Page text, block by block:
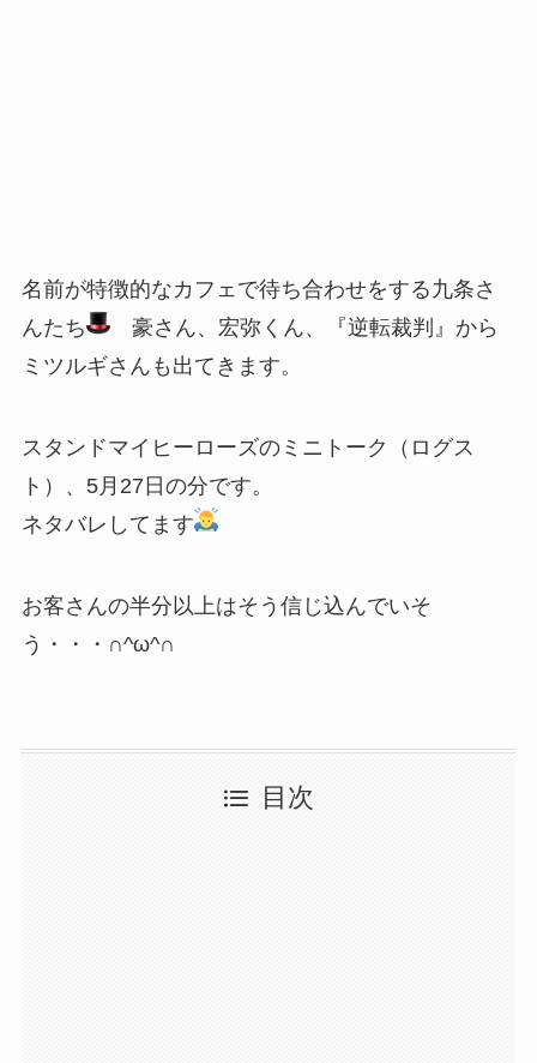
名前が特徴的なカフェで待ち合わせをする九条さ
んたち
豪さん、宏弥くん、『逆転裁判』から
ミツルギさんも出てきます。
スタンドマイヒーローズのミニトーク（ログス
ト）、5月27日の分です。
ネタバレしてます
お客さんの半分以上はそう信じ込んでいそ
う・・・∩^ω^∩
目次